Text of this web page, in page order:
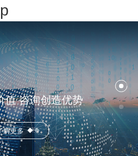
值 咨询创造优势
解更多